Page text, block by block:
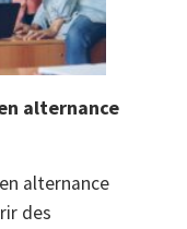
alternance
alternance
des